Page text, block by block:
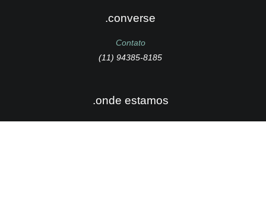
.converse
Contato
(11) 94385-8185
.onde estamos